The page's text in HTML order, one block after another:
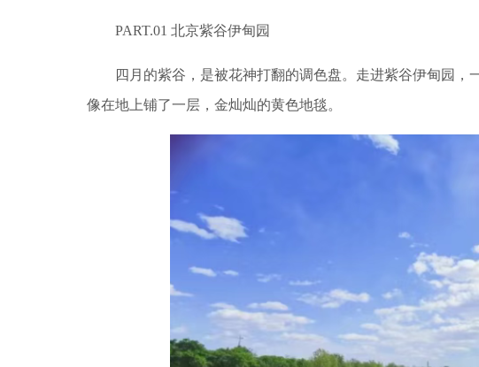
PART.01 北京紫谷伊甸园
四月的紫谷，是被花神打翻的调色盘。走进紫谷伊甸园，
像在地上铺了一层，金灿灿的黄色地毯。